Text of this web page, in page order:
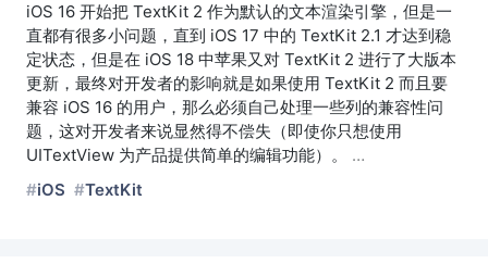
iOS 16 开始把 TextKit 2 作为默认的文本渲染引擎，但是一
直都有很多小问题，直到 iOS 17 中的 TextKit 2.1 才达到稳
定状态，但是在 iOS 18 中苹果又对 TextKit 2 进行了大版本
更新，最终对开发者的影响就是如果使用 TextKit 2 而且要
兼容 iOS 16 的用户，那么必须自己处理一些列的兼容性问
题，这对开发者来说显然得不偿失（即使你只想使用
UITextView 为产品提供简单的编辑功能）。 …
iOS
TextKit